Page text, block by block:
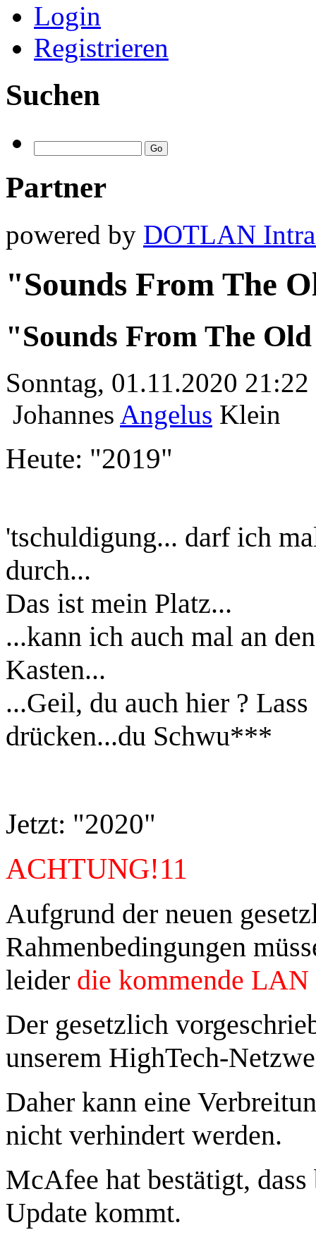
Login
Registrieren
Suchen
Partner
powered by DOTLAN
"Sounds From The
"Sounds From The
Sonntag, 01.11.2020 21:22
Johannes Angelus Klein
'tschuldigung... darf ich
durch...
Das ist mein Platz...
...kann ich auch mal an den
Kasten...
...Geil, du auch hier ?
drücken...du Schwu***
Jetzt: "2020"
ACHTUNG!11
Aufgrund der neuen
Rahmenbedingungen
leider die kommende LAN
Der gesetzlich
unserem HighTech-
Daher kann eine
nicht verhindert werden.
McAfee hat bestätigt,
Update kommt.